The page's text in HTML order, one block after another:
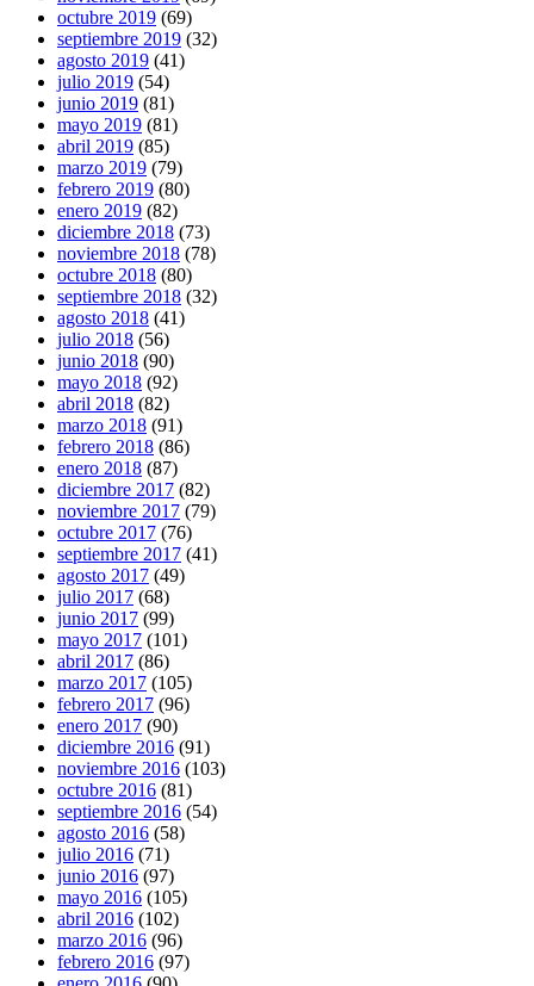
octubre 2019 (69)
septiembre 2019 (32)
agosto 2019 (41)
julio 2019 (54)
junio 2019 (81)
mayo 2019 (81)
abril 2019 (85)
marzo 2019 (79)
febrero 2019 (80)
enero 2019 (82)
diciembre 2018 (73)
noviembre 2018 (78)
octubre 2018 (80)
septiembre 2018 (32)
agosto 2018 (41)
julio 2018 (56)
junio 2018 (90)
mayo 2018 (92)
abril 2018 (82)
marzo 2018 (91)
febrero 2018 (86)
enero 2018 (87)
diciembre 2017 (82)
noviembre 2017 (79)
octubre 2017 (76)
septiembre 2017 (41)
agosto 2017 (49)
julio 2017 (68)
junio 2017 (99)
mayo 2017 (101)
abril 2017 (86)
marzo 2017 (105)
febrero 2017 (96)
enero 2017 (90)
diciembre 2016 (91)
noviembre 2016 (103)
octubre 2016 (81)
septiembre 2016 (54)
agosto 2016 (58)
julio 2016 (71)
junio 2016 (97)
mayo 2016 (105)
abril 2016 (102)
marzo 2016 (96)
febrero 2016 (97)